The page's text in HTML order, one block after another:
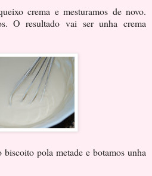
crema e mesturamos de novo.
O resultado vai ser unha crema
biscoito pola metade e botamos unha